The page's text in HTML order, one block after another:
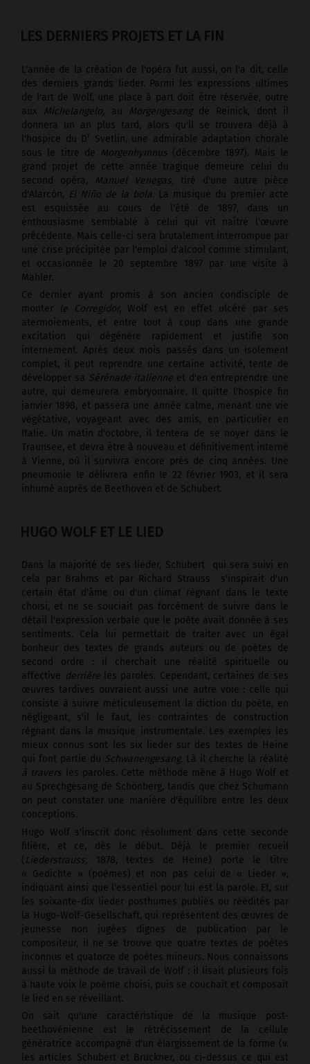
LES DERNIERS PROJETS ET LA FIN
L'année de la création de l'opéra fut aussi, on l'a dit, celle
des derniers grands lieder. Parmi les expressions ultimes
de l'art de Wolf, une place à part doit être réservée, outre
aux Michelangelo, au Morgengesang de Reinick, dont il
donnera un an plus tard, alors qu'il se trouvera déjà à
l'hospice du Dr
Svetlin, une admirable adaptation chorale
sous le titre de Morgenhymnus (décembre 1897). Mais le
grand projet de cette année tragique demeure celui du
second opéra, Manuel Venegas, tiré d'une autre pièce
d'Alarcón, El Niño de la bola. La musique du premier acte
est esquissée au cours de l'été de 1897, dans un
enthousiasme semblable à celui qui vit naître l'œuvre
précédente. Mais celle-ci sera brutalement interrompue par
une crise précipitée par l'emploi d'alcool comme stimulant,
et occasionnée le 20 septembre 1897 par une visite à
Mahler.
Ce dernier ayant promis à son ancien condisciple de
monter
le Corregidor, Wolf est en effet ulcéré par ses
atermoiements, et entre tout à coup dans une grande
excitation qui dégénère rapidement et justifie son
internement. Après deux mois passés dans un isolement
complet, il peut reprendre une certaine activité, tente de
développer sa Sérénade italienne et d'en entreprendre une
autre, qui demeurera embryonnaire. Il quitte l'hospice fin
janvier 1898, et passera une année calme, menant une vie
végétative, voyageant avec des amis, en particulier en
Italie. Un matin d'octobre, il tentera de se noyer dans le
Traunsee, et devra être à nouveau et définitivement interné
à Vienne, où il survivra encore près de cinq années. Une
pneumonie le délivrera enfin le 22 février 1903, et il sera
inhumé auprès de Beethoven et de Schubert.
HUGO WOLF ET LE LIED
Dans la majorité de ses lieder, Schubert ­ qui sera suivi en
cela par Brahms et par Richard Strauss ­ s'inspirait d'un
certain état d'âme ou d'un climat régnant dans le texte
choisi, et ne se souciait pas forcément de suivre dans le
détail l'expression verbale que le poète avait donnée à ses
sentiments. Cela lui permettait de traiter avec un égal
bonheur des textes de grands auteurs ou de poètes de
second ordre : il cherchait une réalité spirituelle ou
affective derrière les paroles. Cependant, certaines de ses
œuvres tardives ouvraient aussi une autre voie : celle qui
consiste à suivre méticuleusement la diction du poète, en
négligeant, s'il le faut, les contraintes de construction
régnant dans la musique instrumentale. Les exemples les
mieux connus sont les six lieder sur des textes de Heine
qui font partie du Schwanengesang. Là il cherche la réalité
à travers
les paroles. Cette méthode mène à Hugo Wolf et
au Sprechgesang de Schönberg, tandis que chez Schumann
on peut constater une manière d'équilibre entre les deux
conceptions.
Hugo Wolf s'inscrit donc résolument dans cette seconde
filière, et ce, dès le début. Déjà le premier recueil
( Liederstrauss,
1878, textes de Heine) porte le titre
« Gedichte » (poèmes) et non pas celui de « Lieder »,
indiquant ainsi que l'essentiel pour lui est la parole. Et, sur
les soixante-dix lieder posthumes publiés ou réédités par
la Hugo-Wolf-Gesellschaft, qui représentent des œuvres de
jeunesse non jugées dignes de publication par le
compositeur, il ne se trouve que quatre textes de poètes
inconnus et quatorze de poètes mineurs. Nous connaissons
aussi la méthode de travail de Wolf : il lisait plusieurs fois
à haute voix le poème choisi, puis se couchait et composait
le lied en se réveillant.
On sait qu'une caractéristique de la musique post-
beethovénienne est le rétrécissement de la cellule
génératrice accompagné d'un élargissement de la forme (v.
les articles Schubert et Bruckner, ou ci-dessus ce qui est